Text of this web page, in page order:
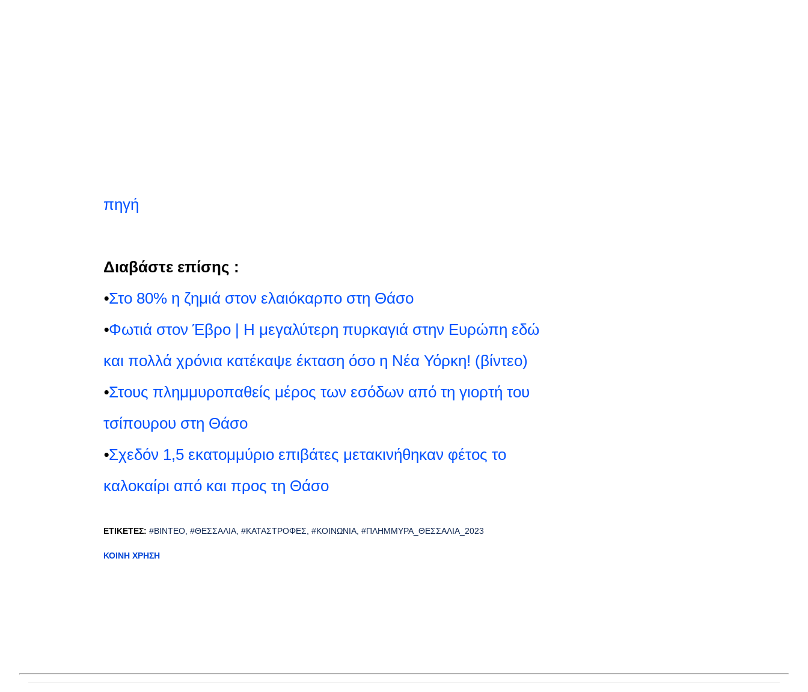
πηγή
Διαβάστε επίσης :
⦁Στο 80% η ζημιά στον ελαιόκαρπο στη Θάσο
⦁Φωτιά στον Έβρο | Η μεγαλύτερη πυρκαγιά στην Ευρώπη εδώ
και πολλά χρόνια κατέκαψε έκταση όσο η Νέα Υόρκη! (βίντεο)
⦁Στους πλημμυροπαθείς μέρος των εσόδων από τη γιορτή του
τσίπουρου στη Θάσο
⦁Σχεδόν 1,5 εκατομμύριο επιβάτες μετακινήθηκαν φέτος το
καλοκαίρι από και προς τη Θάσο
ΕΤΙΚΈΤΕΣ: #ΒΊΝΤΕΟ #ΘΕΣΣΑΛΊΑ #ΚΑΤΑΣΤΡΟΦΈΣ #ΚΟΙΝΩΝΊΑ #ΠΛΗΜΜΎΡΑ_ΘΕΣΣΑΛΊΑ_2023
ΚΟΙΝΉ ΧΡΉΣΗ